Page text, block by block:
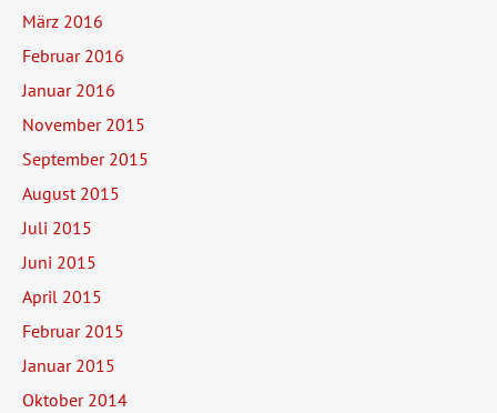
März 2016
Februar 2016
Januar 2016
November 2015
September 2015
August 2015
Juli 2015
Juni 2015
April 2015
Februar 2015
Januar 2015
Oktober 2014